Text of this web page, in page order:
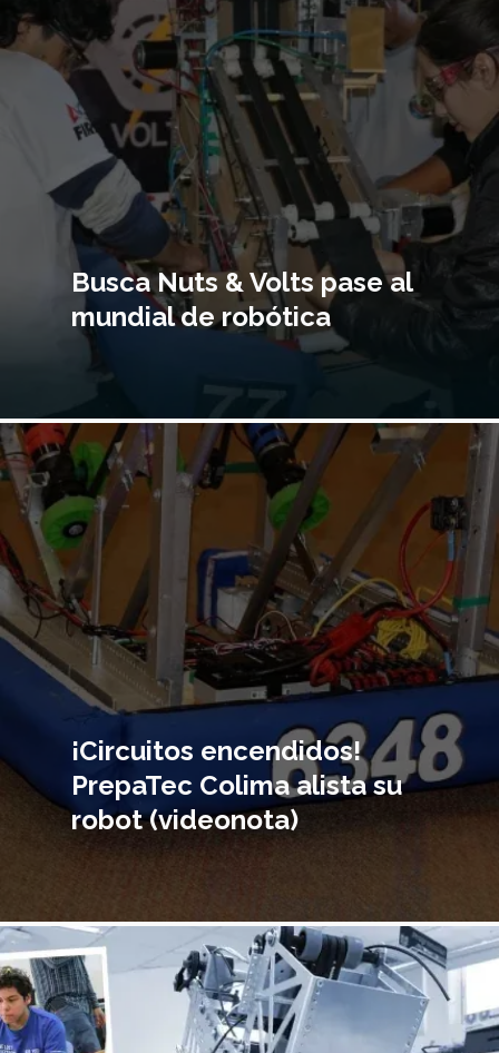
Busca Nuts & Volts pase al
mundial de robótica
Imagen
principal
¡Circuitos encendidos!
PrepaTec Colima alista su
robot (videonota)